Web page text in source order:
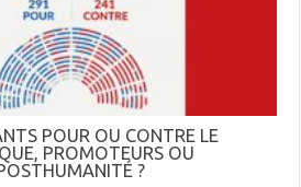
POUR OU CONTRE LE
PROMOTEURS OU
?